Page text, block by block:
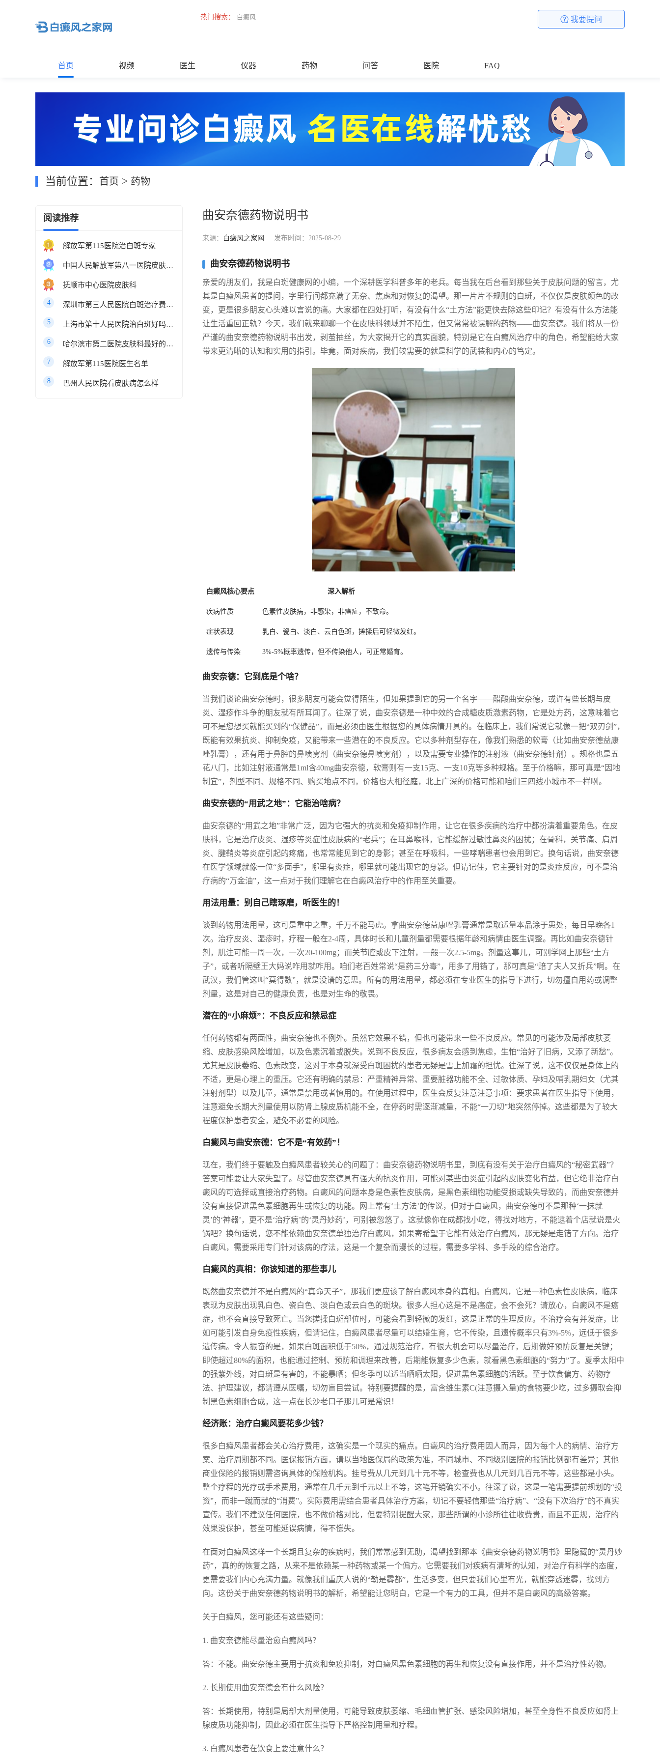
热门搜索： 白癜风 我要提问
首页 视频 医生 仪器 药物 问答 医院 FAQ
当前位置： 首页 > 药物
阅读推荐
解放军第115医院治白斑专家
中国人民解放军第八一医院皮肤科最好的医生
抚顺市中心医院皮肤科
4 深圳市第三人民医院白斑治疗费用多少
5 上海市第十人民医院治白斑好吗知乎
6 哈尔滨市第二医院皮肤科最好的医生
7 解放军第115医院医生名单
8 巴州人民医院看皮肤病怎么样
曲安奈德药物说明书
来源： 白癜风之家网 发布时间：2025-08-29
曲安奈德药物说明书
亲爱的朋友们，我是白斑健康网的小编，一个深耕医学科普多年的老兵。每当我在后台看到那些关于皮肤问题的留言，尤
其是白癜风患者的提问，字里行间都充满了无奈、焦虑和对恢复的渴望。那一片片不规则的白斑，不仅仅是皮肤颜色的改
变，更是很多朋友心头难以言说的痛。大家都在四处打听，有没有什么“土方法”能更快去除这些印记？有没有什么方法能
让生活重回正轨？今天，我们就来聊聊一个在皮肤科领域并不陌生，但又常常被误解的药物——曲安奈德。我们将从一份
严谨的曲安奈德药物说明书出发，剥茧抽丝，为大家揭开它的真实面貌，特别是它在白癜风治疗中的角色，希望能给大家
带来更清晰的认知和实用的指引。毕竟，面对疾病，我们较需要的就是科学的武装和内心的笃定。
白癜风核心要点 深入解析
疾病性质 色素性皮肤病，非感染，非癌症，不致命。
症状表现 乳白、瓷白、淡白、云白色斑，搓揉后可轻微发红。
遗传与传染 3%-5%概率遗传，但不传染他人，可正常婚育。
曲安奈德：它到底是个啥？
当我们谈论曲安奈德时，很多朋友可能会觉得陌生，但如果提到它的另一个名字——醋酸曲安奈德，或许有些长期与皮
炎、湿疹作斗争的朋友就有所耳闻了。往深了说，曲安奈德是一种中效的合成糖皮质激素药物，它是处方药，这意味着它
可不是您想买就能买到的“保健品”，而是必须由医生根据您的具体病情开具的。在临床上，我们常说它就像一把“双刃剑”，
既能有效果抗炎、抑制免疫，又能带来一些潜在的不良反应。它以多种剂型存在，像我们熟悉的软膏（比如曲安奈德益康
唑乳膏），还有用于鼻腔的鼻喷雾剂（曲安奈德鼻喷雾剂），以及需要专业操作的注射液（曲安奈德针剂）。规格也是五
花八门，比如注射液通常是1ml含40mg曲安奈德，软膏则有一支15克、一支10克等多种规格。至于价格嘛，那可真是“因地
制宜”，剂型不同、规格不同、购买地点不同，价格也大相径庭，北上广深的价格可能和咱们三四线小城市不一样咧。
曲安奈德的“用武之地”：它能治啥病？
曲安奈德的“用武之地”非常广泛，因为它强大的抗炎和免疫抑制作用，让它在很多疾病的治疗中都扮演着重要角色。在皮
肤科，它是治疗皮炎、湿疹等炎症性皮肤病的“老兵”；在耳鼻喉科，它能缓解过敏性鼻炎的困扰；在骨科，关节痛、肩周
炎、腱鞘炎等炎症引起的疼痛，也常常能见到它的身影；甚至在呼吸科，一些哮喘患者也会用到它。换句话说，曲安奈德
在医学领域就像一位“多面手”，哪里有炎症，哪里就可能出现它的身影。但请记住，它主要针对的是炎症反应，可不是治
疗病的“万金油”，这一点对于我们理解它在白癜风治疗中的作用至关重要。
用法用量：别自己瞎琢磨，听医生的！
谈到药物用法用量，这可是重中之重，千万不能马虎。拿曲安奈德益康唑乳膏通常是取适量本品涂于患处，每日早晚各1
次。治疗皮炎、湿疹时，疗程一般在2-4周，具体时长和儿童剂量都需要根据年龄和病情由医生调整。再比如曲安奈德针
剂，肌注可能一周一次，一次20-100mg；而关节腔或皮下注射，一般一次2.5-5mg。剂量这事儿，可别学网上那些“土方
子”，或者听隔壁王大妈说咋用就咋用。咱们老百姓常说“是药三分毒”，用多了用错了，那可真是“赔了夫人又折兵”啊。在
武汉，我们管这叫“莫得数”，就是没谱的意思。所有的用法用量，都必须在专业医生的指导下进行，切勿擅自用药或调整
剂量，这是对自己的健康负责，也是对生命的敬畏。
潜在的“小麻烦”：不良反应和禁忌症
任何药物都有两面性，曲安奈德也不例外。虽然它效果不错，但也可能带来一些不良反应。常见的可能涉及局部皮肤萎
缩、皮肤感染风险增加，以及色素沉着或脱失。说到不良反应，很多病友会感到焦虑，生怕“治好了旧病，又添了新愁”。
尤其是皮肤萎缩、色素改变，这对于本身就深受白斑困扰的患者无疑是雪上加霜的担忧。往深了说，这不仅仅是身体上的
不适，更是心理上的重压。它还有明确的禁忌：严重精神异常、重要脏器功能不全、过敏体质、孕妇及哺乳期妇女（尤其
注射剂型）以及儿童，通常是禁用或者慎用的。在使用过程中，医生会反复注意注意事项：要求患者在医生指导下使用，
注意避免长期大剂量使用以防肾上腺皮质机能不全，在停药时需逐渐减量，不能“一刀切”地突然停掉。这些都是为了较大
程度保护患者安全，避免不必要的风险。
白癜风与曲安奈德：它不是“有效药”！
现在，我们终于要触及白癜风患者较关心的问题了：曲安奈德药物说明书里，到底有没有关于治疗白癜风的“秘密武器”？
答案可能要让大家失望了。尽管曲安奈德具有强大的抗炎作用，可能对某些由炎症引起的皮肤变化有益，但它绝非治疗白
癜风的可选择或直接治疗药物。白癜风的问题本身是色素性皮肤病，是黑色素细胞功能受损或缺失导致的，而曲安奈德并
没有直接促进黑色素细胞再生或恢复的功能。网上常有‘土方法’的传说，但对于白癜风，曲安奈德可不是那种‘一抹就
灵’的‘神器’，更不是‘治疗病’的‘灵丹妙药’，可别被忽悠了。这就像你在成都找小吃，得找对地方，不能逮着个店就说是火
锅吧？换句话说，您不能依赖曲安奈德单独治疗白癜风，如果寄希望于它能有效治疗白癜风，那无疑是走错了方向。治疗
白癜风，需要采用专门针对该病的疗法，这是一个复杂而漫长的过程，需要多学科、多手段的综合治疗。
白癜风的真相：你该知道的那些事儿
既然曲安奈德并不是白癜风的“真命天子”，那我们更应该了解白癜风本身的真相。白癜风，它是一种色素性皮肤病，临床
表现为皮肤出现乳白色、瓷白色、淡白色或云白色的斑块。很多人担心这是不是癌症，会不会死？请放心，白癜风不是癌
症，也不会直接导致死亡。当您搓揉白斑部位时，可能会看到轻微的发红，这是正常的生理反应。不治疗会有并发症，比
如可能引发自身免疫性疾病，但请记住，白癜风患者尽量可以结婚生育，它不传染，且遗传概率只有3%-5%，远低于很多
遗传病。令人振奋的是，如果白斑面积低于50%，通过规范治疗，有很大机会可以尽量治疗，后期做好预防反复是关键；
即使超过80%的面积，也能通过控制、预防和调理来改善，后期能恢复多少色素，就看黑色素细胞的“努力”了。夏季太阳中
的强紫外线，对白斑是有害的，不能暴晒；但冬季可以适当晒晒太阳，促进黑色素细胞的活跃。至于饮食偏方、药物疗
法、护理建议，都请遵从医嘱，切勿盲目尝试。特别要提醒的是，富含维生素C(注意摄入量)的食物要少吃，过多摄取会抑
制黑色素细胞合成，这一点在长沙老口子那儿可是常识！
经济账：治疗白癜风要花多少钱？
很多白癜风患者都会关心治疗费用，这确实是一个现实的痛点。白癜风的治疗费用因人而异，因为每个人的病情、治疗方
案、治疗周期都不同。医保报销方面，请以当地医保局的政策为准，不同城市、不同级别医院的报销比例都有差异；其他
商业保险的报销则需咨询具体的保险机构。挂号费从几元到几十元不等，检查费也从几元到几百元不等，这些都是小头。
整个疗程的光疗或手术费用，通常在几千元到千元以上不等，这笔开销确实不小。往深了说，这是一笔需要提前规划的“投
资”，而非一蹴而就的“消费”。实际费用需结合患者具体治疗方案，切记不要轻信那些“治疗病”、“没有下次治疗”的不真实
宣传。我们不建议任何医院，也不做价格对比，但要特别提醒大家，那些所谓的小诊所往往收费贵，而且不正规，治疗的
效果没保护，甚至可能延误病情，得不偿失。
在面对白癜风这样一个长期且复杂的疾病时，我们常常感到无助，渴望找到那本《曲安奈德药物说明书》里隐藏的“灵丹妙
药”，真的的恢复之路，从来不是依赖某一种药物或某一个偏方。它需要我们对疾病有清晰的认知，对治疗有科学的态度，
更需要我们内心充满力量。就像我们重庆人说的“勒是雾都”，生活多变，但只要我们心里有光，就能穿透迷雾，找到方
向。这份关于曲安奈德药物说明书的解析，希望能让您明白，它是一个有力的工具，但并不是白癜风的高级答案。
关于白癜风，您可能还有这些疑问：
1. 曲安奈德能尽量治愈白癜风吗？
答：不能。曲安奈德主要用于抗炎和免疫抑制，对白癜风黑色素细胞的再生和恢复没有直接作用，并不是治疗性药物。
2. 长期使用曲安奈德会有什么风险？
答：长期使用，特别是局部大剂量使用，可能导致皮肤萎缩、毛细血管扩张、感染风险增加，甚至全身性不良反应如肾上
腺皮质功能抑制，因此必须在医生指导下严格控制用量和疗程。
3. 白癜风患者在饮食上要注意什么？